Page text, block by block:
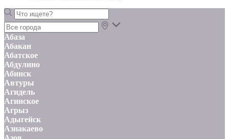
Абаза
Абакан
Абатское
Абдулино
Абинск
Автуры
Агидель
Агинское
Агрыз
Адыгейск
Азнакаево